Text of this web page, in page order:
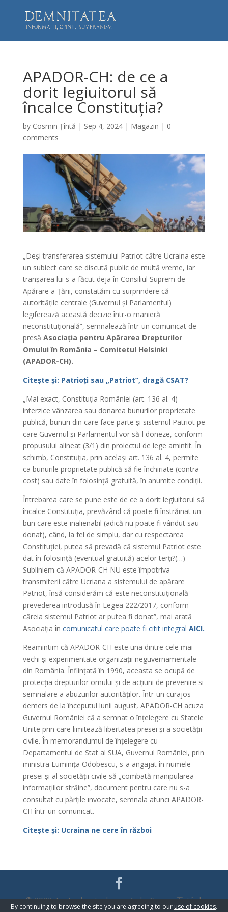
APADOR-CH: de ce a
dorit legiuitorul să
încalce Constituția?
by Cosmin Țîntă | Sep 4, 2024| Magazin | 0
comments
„Deși transferarea sistemului Patriot către Ucraina este
un subiect care se discută public de multă vreme, iar
tranșarea lui s-a făcut deja în Consiliul Suprem de
Apărare a Țării, constatăm cu surprindere că
autoritățile centrale (Guvernul și Parlamentul)
legiferează această decizie într-o manieră
neconstituțională”, semnalează într-un comunicat de
presă Asociația pentru Apărarea Drepturilor
Omului în România – Comitetul Helsinki
(APADOR-CH).
Citește și: Patrioți sau „Patriot”, dragă CSAT?
„Mai exact, Constituția României (art. 136 al. 4)
interzice vânzarea sau donarea bunurilor proprietate
publică, bunuri din care face parte și sistemul Patriot pe
care Guvernul și Parlamentul vor să-l doneze, conform
propusului alineat (3/1) din proiectul de lege amintit. În
schimb, Constituția, prin același art. 136 al. 4, permite
ca bunurile proprietate publică să fie închiriate (contra
cost) sau date în folosință gratuită, în anumite condiții.
Întrebarea care se pune este de ce a dorit legiuitorul să
încalce Constituția, prevăzând că poate fi înstrăinat un
bun care este inalienabil (adică nu poate fi vândut sau
donat), când, la fel de simplu, dar cu respectarea
Constituției, putea să prevadă că sistemul Patriot este
dat în folosință (eventual gratuită) acelor terți?(…)
Subliniem că APADOR-CH NU este împotriva
transmiterii către Ucriana a sistemului de apărare
Patriot, însă considerăm că este neconstituțională
prevederea introdusă în Legea 222/2017, conform
căreia sistemul Patriot ar putea fi donat”, mai arată
Asociația în comunicatul care poate fi citit integral AICI.
Reamintim că APADOR-CH este una dintre cele mai
vechi și experimentate organizații neguvernamentale
din România. Înființată în 1990, aceasta se ocupă de
protecția drepturilor omului și de acțiuni de prevenire si
semnalare a abuzurilor autorităților. Într-un curajos
demers de la începutul lunii august, APADOR-CH acuza
Guvernul României că a semnat o înțelegere cu Statele
Unite prin care limitează libertatea presei și a societății
civile. În memorandumul de înțelegere cu
Departamentul de Stat al SUA, Guvernul României, prin
ministra Luminița Odobescu, s-a angajat în numele
presei și al societății civile să „combată manipularea
informațiilor străine”, document pentru care nu s-a
consultat cu părțile invocate, semnala atunci APADOR-
CH într-un comunicat.
Citește și: Ucraina ne cere în război
© 2023 Toate drepturile aparțin lui Cosmin Țîntă |
By continuing to browse the site you are agreeing to our use of cookies.